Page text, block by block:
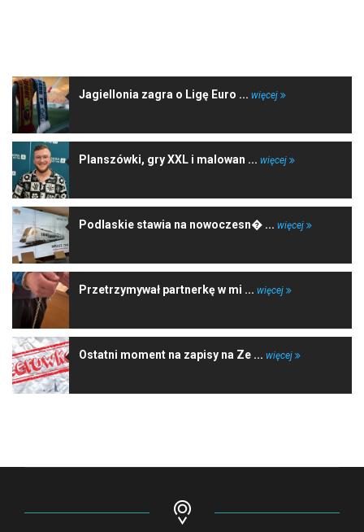
Jagiellonia zagra o Ligę Euro ... więcej
Planszówki, gry XXL i malowan ... więcej
Podlaskie stawia na nowoczesn� ... więcej
Przetrzymywał partnerkę w mi ... więcej
Ostatni moment na zapisy na Ze ... więcej